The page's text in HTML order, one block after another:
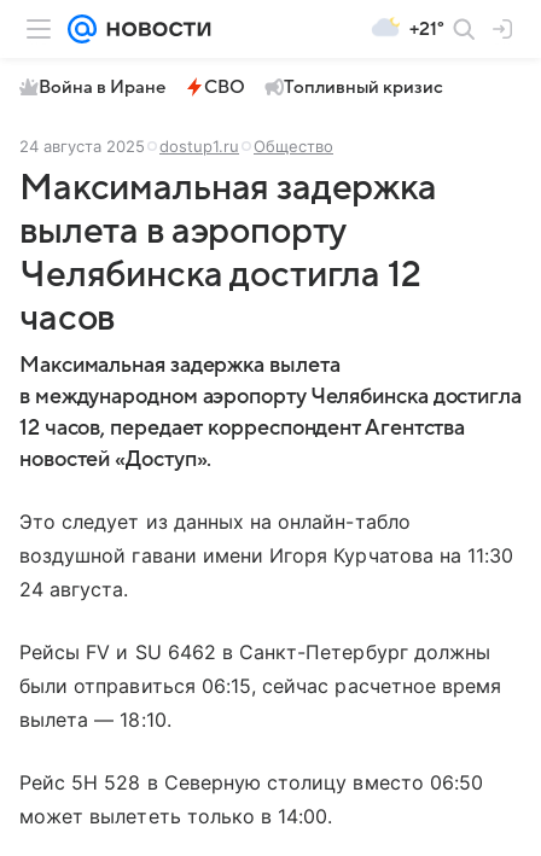
+21°
Война в Иране СВО Топливный кризис
24 августа 2025 dostup1.ru Общество
Максимальная задержка
вылета в аэропорту
Челябинска достигла 12
часов
Максимальная задержка вылета
в международном аэропорту Челябинска достигла
12 часов, передает корреспондент Агентства
новостей «Доступ».
Это следует из данных на онлайн-табло
воздушной гавани имени Игоря Курчатова на 11:30
24 августа.
Рейсы FV и SU 6462 в Санкт-Петербург должны
были отправиться 06:15, сейчас расчетное время
вылета — 18:10.
Рейс 5Н 528 в Северную столицу вместо 06:50
может вылететь только в 14:00.